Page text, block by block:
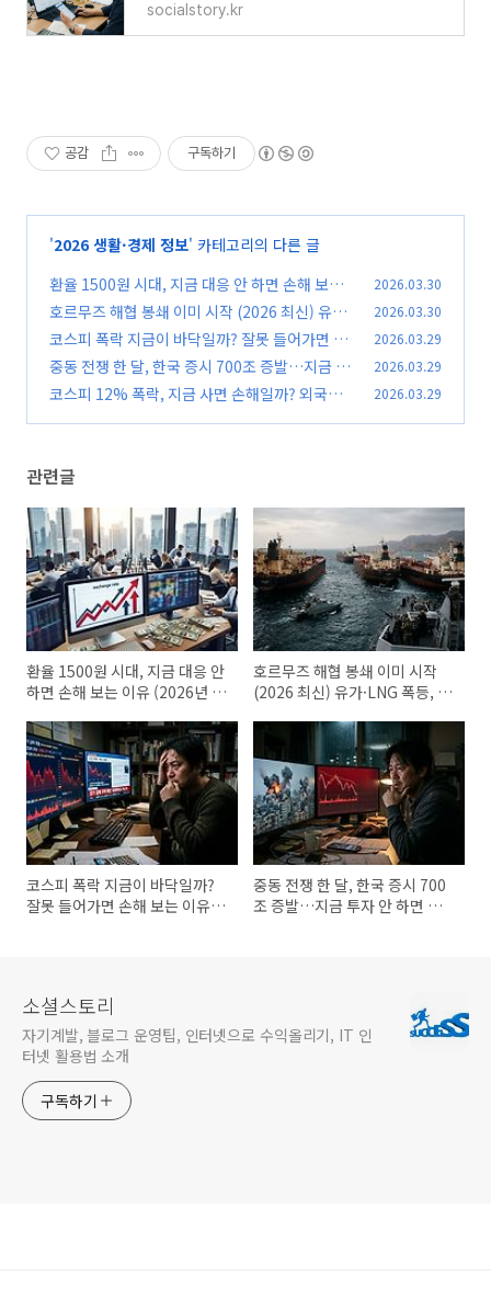
socialstory.kr
공감 구독하기
'2026 생활·경제 정보' 카테고리의 다른 글
환율 1500원 시대, 지금 대응 안 하면 손해 보는
이유 (2026년 최신 기준)
(0)
2026.03.30
호르무즈 해협 봉쇄 이미 시작 (2026 최신) 유가·
LNG 폭등, 지금 안 바꾸면 계속 손해봅니다 (0)
2026.03.30
코스피 폭락 지금이 바닥일까? 잘못 들어가면 손
해 보는 이유 (2026년 최신 기준) (0)
2026.03.29
중동 전쟁 한 달, 한국 증시 700조 증발…지금 투
자 안 하면 손해일까
(0)
2026.03.29
코스피 12% 폭락, 지금 사면 손해일까? 외국인
2026.03.29
관련글
환율 1500원 시대, 지금 대응 안
하면 손해 보는 이유 (2026년 최
호르무즈 해협 봉쇄 이미 시작
(2026 최신) 유가·LNG 폭등, 지
코스피 폭락 지금이 바닥일까?
잘못 들어가면 손해 보는 이유
중동 전쟁 한 달, 한국 증시 700
조 증발…지금 투자 안 하면 손
소셜스토리
자기계발, 블로그 운영팁, 인터넷으로 수익올리기, IT 인
터넷 활용법 소개
구독하기